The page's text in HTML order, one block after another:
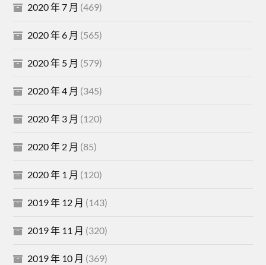
2020 年 7 月 (469)
2020 年 6 月 (565)
2020 年 5 月 (579)
2020 年 4 月 (345)
2020 年 3 月 (120)
2020 年 2 月 (85)
2020 年 1 月 (120)
2019 年 12 月 (143)
2019 年 11 月 (320)
2019 年 10 月 (369)